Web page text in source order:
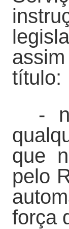
título:
-
que
pelo
força